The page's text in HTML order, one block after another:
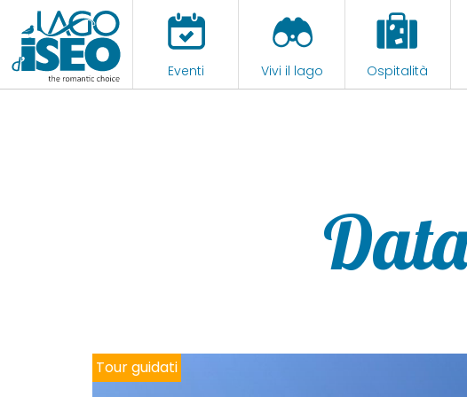
Eventi Vivi il lago Ospitalità
Tour guidati